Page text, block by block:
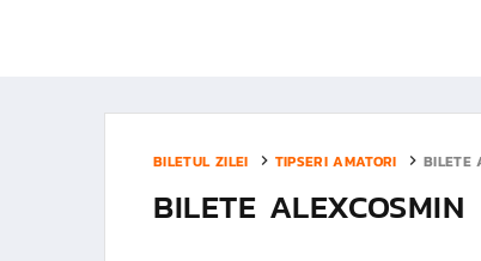
BILETUL ZILEI TIPSERI AMATORI BILETE
BILETE ALEXCOSMIN